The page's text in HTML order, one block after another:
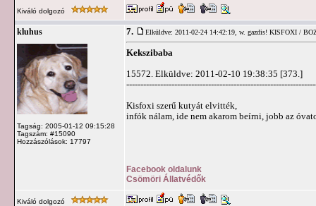
Kiváló dolgozó
kluhus
Tagság: 2005-01-12 09:15:28
Tagszám: #15090
Hozzászólások: 17797
7. Elküldve: 2011-02-24 14:42:19, w. gazdis! KISFOXI /
Kekszibaba
15572. Elküldve: 2011-02-10 19:38:35 [373.]
Kisfoxi szerű kutyát elvitték,
infók nálam, ide nem akarom beírni, jobb az
Facebook oldalunk
Csömöri Állatvédők
Kiváló dolgozó